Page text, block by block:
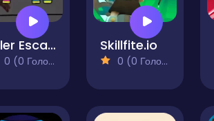
Killer Escape Huggy Extreme
0 (0 Голосів)
Skillfite.io
0 (0 Голосів)